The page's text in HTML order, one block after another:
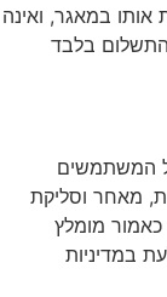
במאגר, ואינה
בלבד
המשתמשים
מאחר וסליקת
מומלץ
במדיניות